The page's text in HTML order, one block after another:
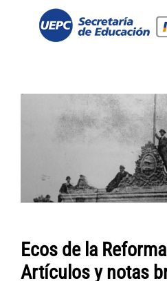
e
C
E
P
C
Ecos de la
Artículos y notas